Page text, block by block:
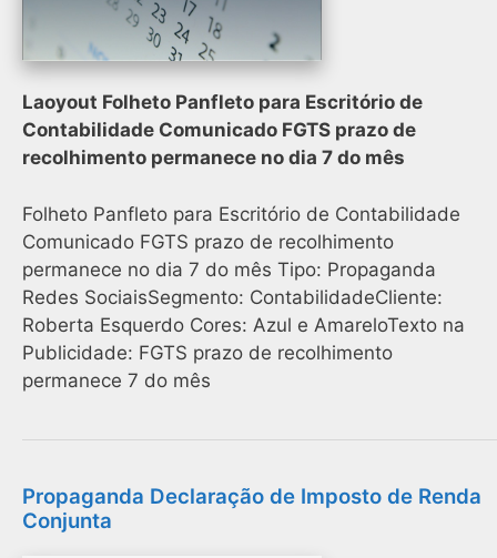
Laoyout Folheto Panfleto para Escritório de
Contabilidade Comunicado FGTS prazo de
recolhimento permanece no dia 7 do mês
Folheto Panfleto para Escritório de Contabilidade
Comunicado FGTS prazo de recolhimento
permanece no dia 7 do mês Tipo: Propaganda
Redes SociaisSegmento: ContabilidadeCliente:
Roberta Esquerdo Cores: Azul e AmareloTexto na
Publicidade: FGTS prazo de recolhimento
permanece 7 do mês
Propaganda Declaração de Imposto de Renda
Conjunta